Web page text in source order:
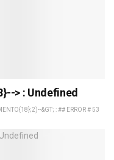
> : Undefined
&GT; : ## ERROR # 53